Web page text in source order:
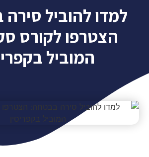
למדו להוביל
הצטרפו לקורס
המוביל